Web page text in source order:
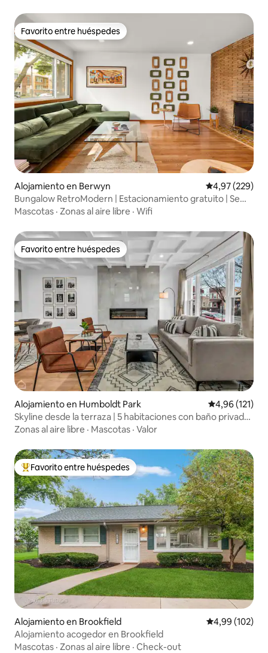
Favorito entre huéspedes
Favorito entre huéspedes
Alojamiento en Berwyn Calificación
4,97 (229)
Bungalow RetroModern | Estacionamiento gratuito | Se
admiten mascotas
Mascotas · Zonas al aire libre · Wifi
Favorito entre huéspedes
Favorito entre huéspedes
Alojamiento en Humboldt Park Calificación
4,96 (121)
Skyline desde la terraza | 5 habitaciones con baño privado |
Juegos | A 14 minutos del centro de la ciudad
Zonas al aire libre · Mascotas · Valor
Favorito entre los huéspedes más destacados
Favorito entre huéspedes
Alojamiento en Brookfield Calificación
4,99 (102)
Alojamiento acogedor en Brookfield
Mascotas · Zonas al aire libre · Check-out